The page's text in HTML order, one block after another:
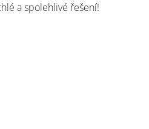
a spolehlivé řešení!